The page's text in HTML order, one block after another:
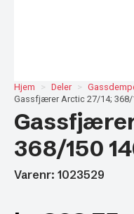
Hjem Deler
Gassfjærer Arctic 27/14; 368/
368/150
Varenr: 1023529